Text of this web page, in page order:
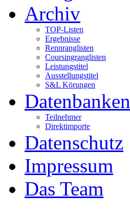
Archiv
TOP-Listen
Ergebnisse
Rennranglisten
Coursingranglisten
Leistungstitel
Ausstellungstitel
S&L Körungen
Datenbanken
Teilnehmer
Direktimporte
Datenschutz
Impressum
Das Team